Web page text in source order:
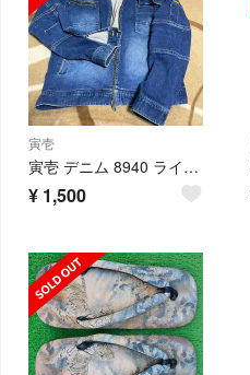
寅壱
寅壱 デニム 8940 ライダース 5L
¥ 1,500